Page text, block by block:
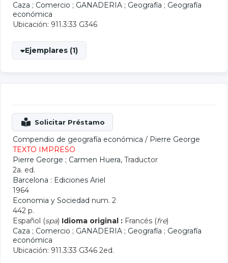
Caza ; Comercio ; GANADERIA ; Geografía ; Geografía
económica
Ubicación: 911.3:33 G346
Ejemplares (1)
Compendio de geografía económica / Pierre George
TEXTO IMPRESO
Pierre George ; Carmen Huera, Traductor
2a. ed.
Barcelona : Ediciones Ariel
1964
Economia y Sociedad num. 2
442 p.
Español (spa) Idioma original : Francés (fre)
Caza ; Comercio ; GANADERIA ; Geografía ; Geografía
económica
Ubicación: 911.3:33 G346 2ed.